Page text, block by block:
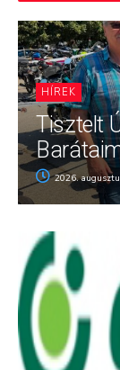
HÍREK
Tisztelt
2026.